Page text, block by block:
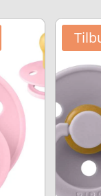
kr..
31,96 kr..